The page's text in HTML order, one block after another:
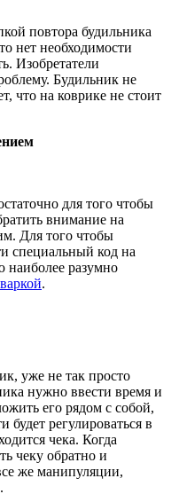
повтора будильника
нет необходимости
Изобретатели
Будильник не
что на коврике не стоит
для того чтобы
внимание на
Для того чтобы
специальный код на
наиболее разумно
.
уже не так просто
нужно ввести время и
его рядом с собой,
будет регулироваться в
чека. Когда
чеку обратно и
же манипуляции,